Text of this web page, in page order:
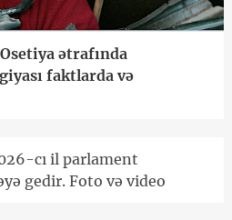
ətrafında
faktlarda və
cı il parlament
gedir. Foto və video